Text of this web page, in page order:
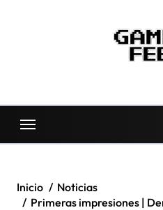
Inicio
Noticias
Primeras impresiones |